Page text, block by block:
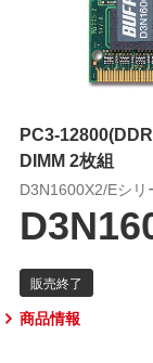
PC3-
DIMM 2枚組
D3N1600X2/Eシリ
商品情報